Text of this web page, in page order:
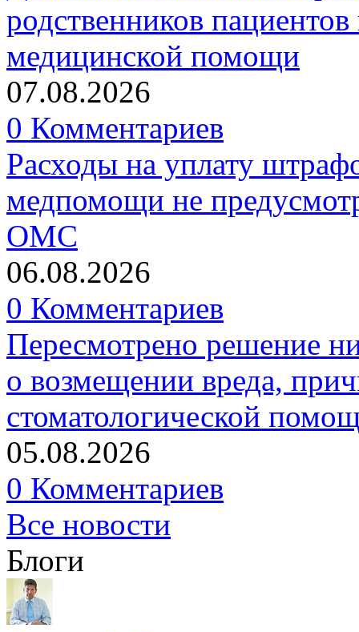
родственников
медицинской помощи
07.08.2026
0 Комментариев
Расходы на уплату
медпомощи не
ОМС
06.08.2026
0 Комментариев
Пересмотрено решение
о возмещении вреда,
стоматологической
05.08.2026
0 Комментариев
Все новости
Блоги